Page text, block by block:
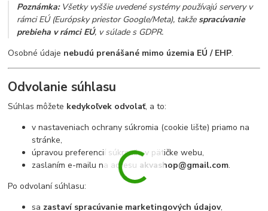
Poznámka:Všetky vyššie uvedené systémy používajú servery v
rámci EÚ (Európsky priestor Google/Meta), takže spracúvanie
prebieha v rámci EÚ, v súlade s GDPR.
Osobné údaje nebudú prenášané mimo územia EÚ / EHP.
Odvolanie súhlasu
Súhlas môžete kedykoľvek odvolať, a to:
v nastaveniach ochrany súkromia (cookie lište) priamo na
stránke,
úpravou preferencií súkromia v pätičke webu,
zaslaním e-mailu na adresu akvashop@gmail.com.
Po odvolaní súhlasu:
sa zastaví spracúvanie marketingových údajov,